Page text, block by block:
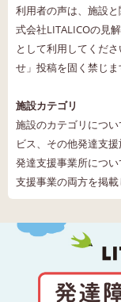
利用者の声は、施設
式会社LITALICOの見
として利用してくだ
せ」投稿を固く禁じま
施設カテゴリ
施設のカテゴリにつ
ビス、その他発達支
発達支援事業所につ
支援事業の両方を掲載